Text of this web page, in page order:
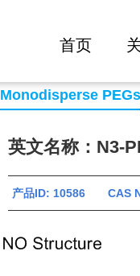
首页
N3-PEG6-CH2COOH
Monodisperse PEGs
英文名称：N3-
产品ID: 10586 CAS